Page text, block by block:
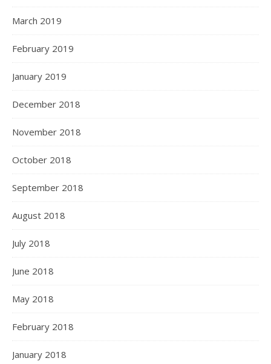
March 2019
February 2019
January 2019
December 2018
November 2018
October 2018
September 2018
August 2018
July 2018
June 2018
May 2018
February 2018
January 2018